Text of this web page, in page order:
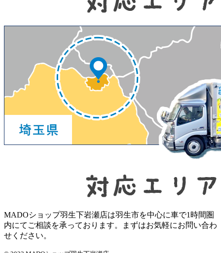
MADOショップ羽生下岩瀬店は羽生市を中心に車で1時間圏
内にてご相談を承っております。まずはお気軽にお問い合わ
せください。